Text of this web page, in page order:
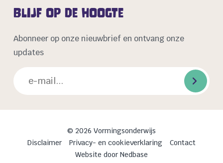
Blijf op de hoogte
Abonneer op onze nieuwbrief en ontvang onze
updates
© 2026 Vormingsonderwijs
Disclaimer
Privacy- en cookieverklaring
Contact
Website door Nedbase